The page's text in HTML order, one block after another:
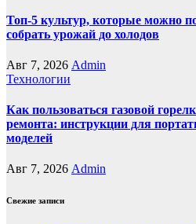
Топ-5 культур, которые можно
собрать урожай до холодов
Авг 7, 2026 Admin
Технологии
Как пользоваться газовой
ремонта: инструкции для
моделей
Авг 7, 2026 Admin
Свежие записи